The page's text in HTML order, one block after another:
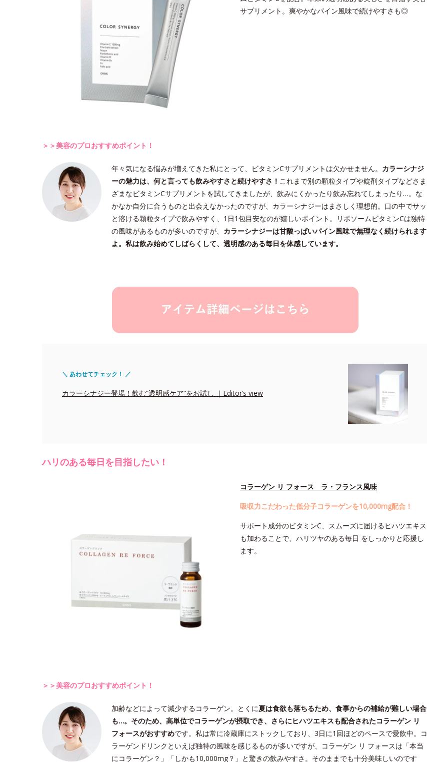
サプリメント。爽やかなパイン風味で続けやすさも◎
＞＞美容のプロおすすめポイント！
年々気になる悩みが増えてきた私にとって、ビタミンCサプリメントは欠かせません。 カラーシナジ
ーの魅力は、何と言っても飲みやすさと続けやすさ！ これまで別の顆粒タイプや錠剤タイプなどさま
ざまなビタミンCサプリメントを試してきましたが、飲みにくかったり飲み忘れてしまったり…。な
かなか自分に合うものと出会えなかったのですが、カラーシナジーはまさしく理想的。口の中でサッ
と溶ける顆粒タイプで飲みやすく、1日1包目安なのが嬉しいポイント。リポソームビタミンCは独特
の風味があるものが多いのですが、 カラーシナジーは甘酸っぱいパイン風味で無理なく続けられます
よ。私は飲み始めてしばらくして、透明感のある毎日を体感しています。
＼ あわせてチェック！ ／
カラーシナジー登場！飲む“透明感ケア”をお試し ｜Editor’s view
ハリのある毎日を目指したい！
コラーゲン リ フォース ラ・フランス風味
吸収力こだわった低分子コラーゲンを10,000mg配合！
サポート成分のビタミンC、スムーズに届けるヒハツエキス
も加わることで、ハリツヤのある毎日 をしっかりと応援し
ます。
＞＞美容のプロおすすめポイント！
加齢などによって減少するコラーゲン。とくに夏は食欲も落ちるため、食事からの補給が難しい場合
も…。そのため、高単位でコラーゲンが摂取でき、さらにヒハツエキスも配合されたコラーゲン リ
フォースがおすすめです。私は常に冷蔵庫にストックしており、3日に1回ほどのペースで愛飲中。コ
ラーゲンドリンクといえば独特の風味を感じるものが多いですが、コラーゲン リ フォースは「本当
にコラーゲン？」「しかも10,000mg？」と驚きの飲みやすさ。そのままでも十分美味しいのです